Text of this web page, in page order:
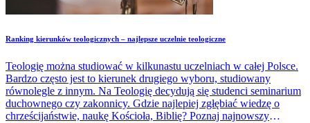
Ranking kierunków teologicznych – najlepsze uczelnie teologiczne
Teologię można studiować w kilkunastu uczelniach w całej Polsce.
Bardzo często jest to kierunek drugiego wyboru, studiowany
równolegle z innym. Na Teologię decydują się studenci seminarium
duchownego czy zakonnicy. Gdzie najlepiej zgłębiać wiedzę o
chrześcijaństwie, naukę Kościoła, Biblię? Poznaj najnowszy